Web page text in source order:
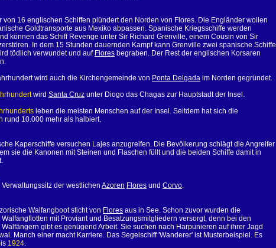
von 16 englischen Schiffen plündert den Norden von Flores. Die Engländer wollen
Goldtransporte aus Mexiko abpassen. Spanische Kriegsschiffe werden
können das Schiff Revenge unter Sir Richard Grenville, einem Cousin von Sir
In dem 15 Stunden dauernden Kampf kann Grenville zwei spanische Schiffe
tödlich verwundet und auf Flores begraben. Der Rest der englischen Korsaren
wird auch die Kirchengemeinde von Ponta Delgada im Norden gegründet.
wird Santa Cruz unter Diogo das Chagas zur Hauptstadt der Insel.
leben die meisten Menschen auf der Insel. Seitdem hat sich die
rund 10.000 mehr als halbiert.
Kaperschiffe versuchen Lajes anzugreifen. Die Bevölkerung schlägt die Angreifer
sie die Kanonen mit Steinen und Flaschen füllt und die beiden Schiffe damit in
Verwaltungssitz der westlichen Azoren Flores und Corvo.
Walfangboot sticht von Flores aus in See. Schon zuvor wurden die
mit Proviant und Besatzungsmitgliedern versorgt, denn bei den
gibt es genügend Arbeit. Sie suchen nach Harpunieren auf ihrer Jagd
Manch einer macht Karriere. Das Segelschiff 'Wanderer' ist Musterbeispiel. Es
1924.